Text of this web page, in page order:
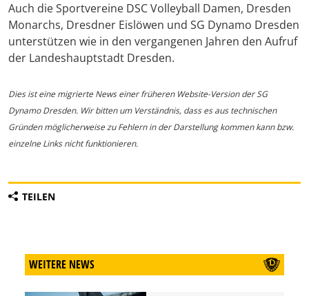
Auch die Sportvereine DSC Volleyball Damen, Dresden
Monarchs, Dresdner Eislöwen und SG Dynamo Dresden
unterstützen wie in den vergangenen Jahren den Aufruf
der Landeshauptstadt Dresden.
Dies ist eine migrierte News einer früheren Website-Version der SG
Dynamo Dresden. Wir bitten um Verständnis, dass es aus technischen
Gründen möglicherweise zu Fehlern in der Darstellung kommen kann bzw.
einzelne Links nicht funktionieren.
TEILEN
WEITERE NEWS